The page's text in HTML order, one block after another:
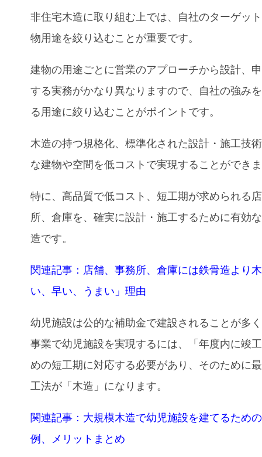
非住宅木造に取り組む上では、自社のターゲッ
物用途を絞り込むことが重要です。
建物の用途ごとに営業のアプローチから設計、
する実務がかなり異なりますので、自社の強み
る用途に絞り込むことがポイントです。
木造の持つ規格化、標準化された設計・施工技
な建物や空間を低コストで実現することができ
特に、高品質で低コスト、短工期が求められる
所、倉庫を、確実に設計・施工するために有効
造です。
関連記事：店舗、事務所、倉庫には鉄骨造より
い、早い、うまい」理由
幼児施設は公的な補助金で建設されることが多
事業で幼児施設を実現するには、「年度内に竣
めの短工期に対応する必要があり、そのために
工法が「木造」になります。
関連記事：大規模木造で幼児施設を建てるため
例、メリットまとめ